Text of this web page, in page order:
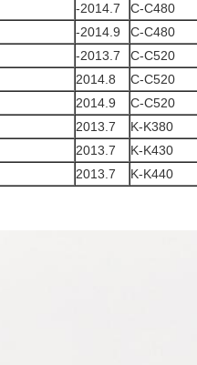
C-C480
2014.7-
C-C480
2014.9-
C-C520
2013.7-
C-C520
2014.8
C-C520
2014.9
K-K380
2013.7
K-K430
2013.7
K-K440
2013.7